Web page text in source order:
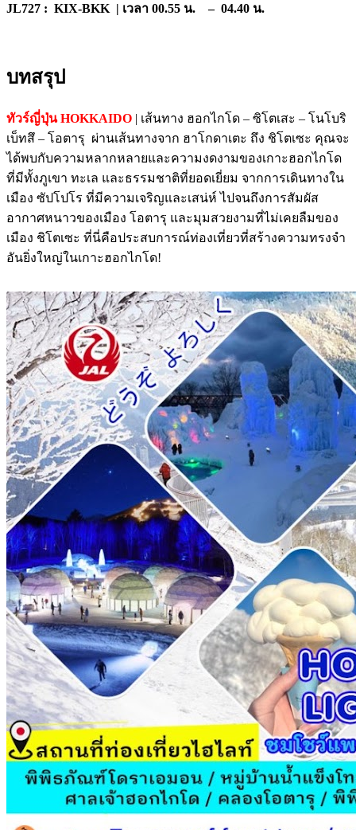
JL727 : KIX-BKK | เวลา 00.55 น. – 04.40 น.
บทสรุป
ทัวร์ญี่ปุ่น HOKKAIDO | เส้นทาง ฮอกไกโด – ซิโตเสะ – โนโบริ
เบ็ทสึ – โอตารุ ผ่านเส้นทางจาก ฮาโกดาเตะ ถึง ชิโตเซะ คุณจะ
ได้พบกับความหลากหลายและความงดงามของเกาะฮอกไกโด
ที่มีทั้งภูเขา ทะเล และธรรมชาติที่ยอดเยี่ยม จากการเดินทางใน
เมือง ซัปโปโร ที่มีความเจริญและเสน่ห์ ไปจนถึงการสัมผัส
อากาศหนาวของเมือง โอตารุ และมุมสวยงามที่ไม่เคยลืมของ
เมือง ชิโตเซะ ที่นี่คือประสบการณ์ท่องเที่ยวที่สร้างความทรงจำ
อันยิ่งใหญ่ในเกาะฮอกไกโด!